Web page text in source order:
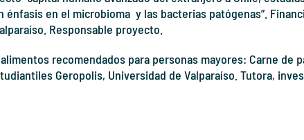
énfasis en el microbioma y las bacterias patógenas”.
Responsable proyecto.
recomendados para personas mayores: Carne
Geropolis, Universidad de Valparaíso. Tutora,